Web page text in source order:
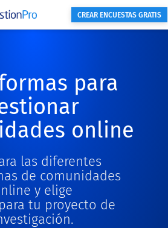
CREAR ENCUESTAS GRATIS
para
online
las diferentes
de comunidades
y elige
tu proyecto de